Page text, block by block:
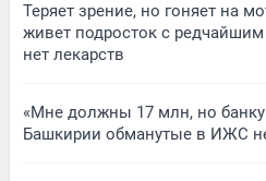
Теряет зрение, но гоняет на
живет подросток с
нет лекарств
«Мне должны 17 млн, но банку
Башкирии обманутые в ИЖС